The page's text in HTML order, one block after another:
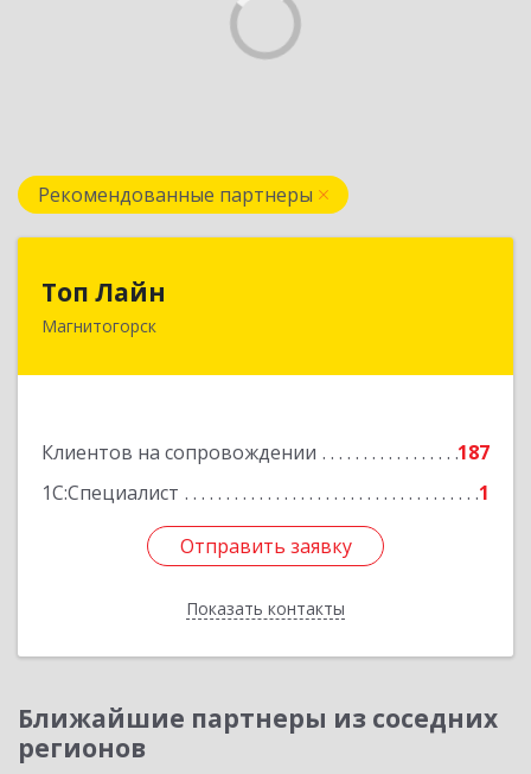
Рекомендованные партнеры
Топ Лайн
Магнитогорск
Клиентов на сопровождении
187
1С:Специалист
1
Отправить заявку
Показать контакты
454000, Челябинская обл, Магнитогорск г,
Отправить заявку
Назад
Ближайшие партнеры из соседних
регионов